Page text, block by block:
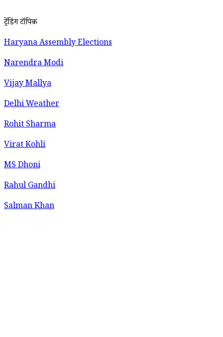
ट्रेंडिंग टॉपिक
Haryana Assembly Elections
Narendra Modi
Vijay Mallya
Delhi Weather
Rohit Sharma
Virat Kohli
MS Dhoni
Rahul Gandhi
Salman Khan